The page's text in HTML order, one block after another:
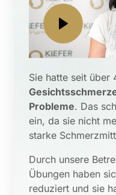
Sie hatte seit über
Probleme. Das
ein, da sie nicht
starke
Durch unsere
Übungen haben
reduziert und sie